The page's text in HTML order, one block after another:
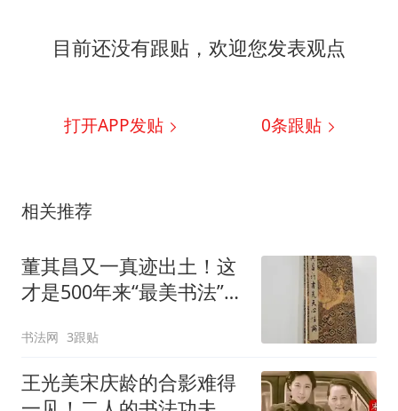
目前还没有跟贴，欢迎您发表观点
打开APP发贴 0条跟贴
相关推荐
董其昌又一真迹出土！这
才是500年来“最美书法”，
书法网 3跟贴
王光美宋庆龄的合影难得